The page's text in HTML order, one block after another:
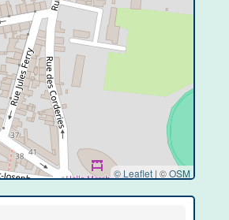
© Leaflet | ©OSM